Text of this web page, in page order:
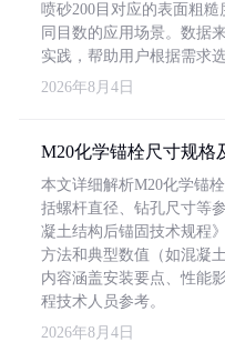
喷砂200目对应的表面粗糙
同目数的应用场景。数据
实践，帮助用户根据需求
2026年8月4日
M20化学锚栓尺寸规格
本文详细解析M20化学锚
括螺杆直径、钻孔尺寸等
凝土结构后锚固技术规程
方法和典型数值（如混凝
内容涵盖安装要点、性能
程技术人员参考。
2026年8月4日